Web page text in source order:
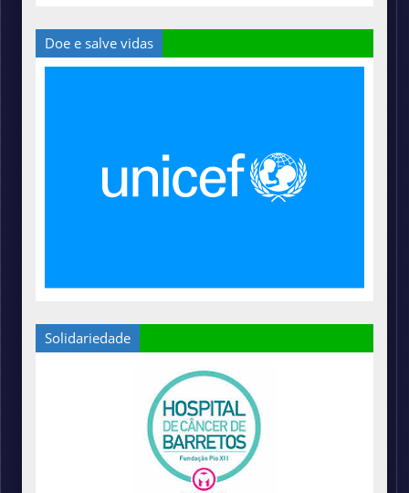
Doe e salve vidas
Solidariedade